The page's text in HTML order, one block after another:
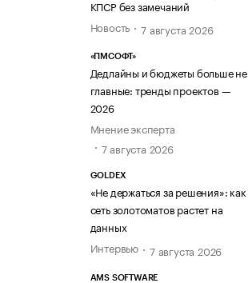
КПСР без замечаний
Новость
7 августа 2026
«ПМСОФТ»
Дедлайны и бюджеты больше не
главные: тренды проектов —
2026
Мнение эксперта
7 августа 2026
GOLDEX
«Не держаться за решения»: как
сеть золотоматов растет на
данных
Интервью
7 августа 2026
AMS SOFTWARE